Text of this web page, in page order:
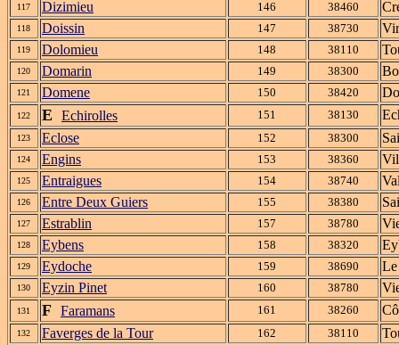
117 Dizimieu 146 38460
118 Doissin 147 38730
119 Dolomieu 148 38110
120 Domarin 149 38300
121 Domene 150 38420
122 E Echirolles 151 38130
123 Eclose 152 38300
124 Engins 153 38360
125 Entraigues 154 38740
126 Entre Deux Guiers 155 38380
127 Estrablin 157 38780
128 Eybens 158 38320
129 Eydoche 159 38690 Le
130 Eyzin Pinet 160 38780
131 F Faramans 161 38260
132 Faverges de la Tour 162 38110